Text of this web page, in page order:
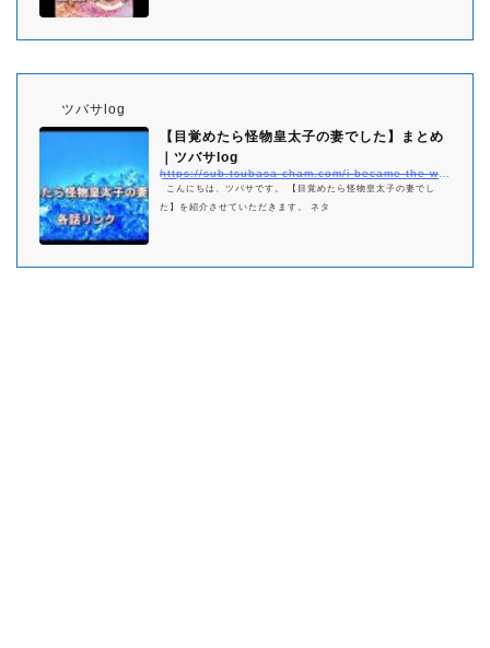
ツバサlog
【目覚めたら怪物皇太子の妻でした】まとめ
｜ツバサlog
こんにちは、ツバサです。 【目覚めたら怪物皇太子の妻でし
た】を紹介させていただきます。 ネタ